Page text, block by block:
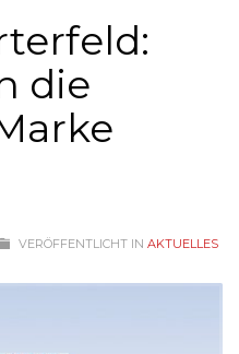
die
VERÖFFENTLICHT IN AKTUELLES